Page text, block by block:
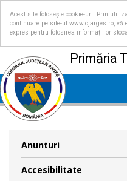
Acest site folosește cookie-uri. Prin
continuare pe site-ul www.cjarges.ro, vă
expres pentru folosirea informațiilor
Primăria
Anunturi
Accesibilitate